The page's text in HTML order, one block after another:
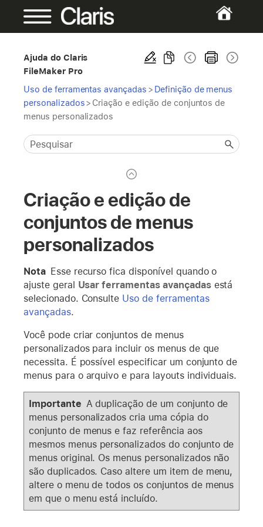
Ajuda do Claris
FileMaker Pro
Uso de ferramentas avançadas > Definição de menus
personalizados> Criação e edição de conjuntos de
menus personalizados
Criação e edição de
conjuntos de menus
personalizados
Nota Esse recurso fica disponível quando o
ajuste geral Usar ferramentas avançadasestá
selecionado. Consulte Uso de ferramentas
avançadas.
Você pode criar conjuntos de menus
personalizados para incluir os menus de que
necessita. É possível especificar um conjunto de
menus para o arquivo e para layouts individuais.
Importante A duplicação de um conjunto de
menus personalizados cria uma cópia do
conjunto de menus e faz referência aos
mesmos menus personalizados do conjunto de
menus original. Os menus personalizados não
são duplicados. Caso altere um item de menu,
altere o menu de todos os conjuntos de menus
em que o menu está incluído.